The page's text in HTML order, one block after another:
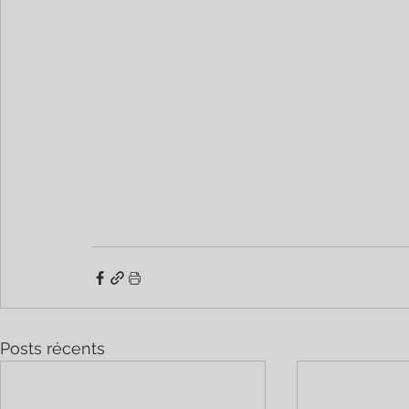
Posts récents